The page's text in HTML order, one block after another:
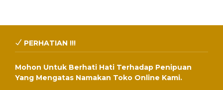
PERHATIAN !!!
Mohon Untuk Berhati Hati Terhadap Penipuan
Yang Mengatas Namakan Toko Online Kami.